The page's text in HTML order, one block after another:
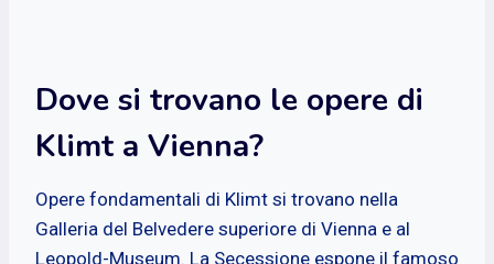
Dove si trovano le opere di
Klimt a Vienna?
Opere fondamentali di Klimt si trovano nella
Galleria del Belvedere superiore di Vienna e al
Leopold-Museum. La Secessione espone il famoso